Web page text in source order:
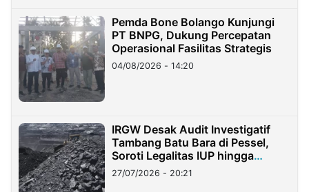
Pemda Bone Bolango Kunjungi
PT BNPG, Dukung Percepatan
Operasional Fasilitas Strategis
04/08/2026 - 14:20
IRGW Desak Audit Investigatif
Tambang Batu Bara di Pessel,
Soroti Legalitas IUP hingga
Stockpile
27/07/2026 - 20:21